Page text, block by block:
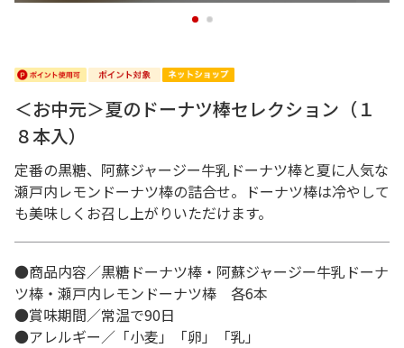
1 2
＜お中元＞夏のドーナツ棒セレクション（１
８本入）
定番の黒糖、阿蘇ジャージー牛乳ドーナツ棒と夏に人気な
瀬戸内レモンドーナツ棒の詰合せ。ドーナツ棒は冷やして
も美味しくお召し上がりいただけます。
●商品内容／黒糖ドーナツ棒・阿蘇ジャージー牛乳ドーナ
ツ棒・瀬戸内レモンドーナツ棒 各6本
●賞味期間／常温で90日
●アレルギー／「小麦」「卵」「乳」